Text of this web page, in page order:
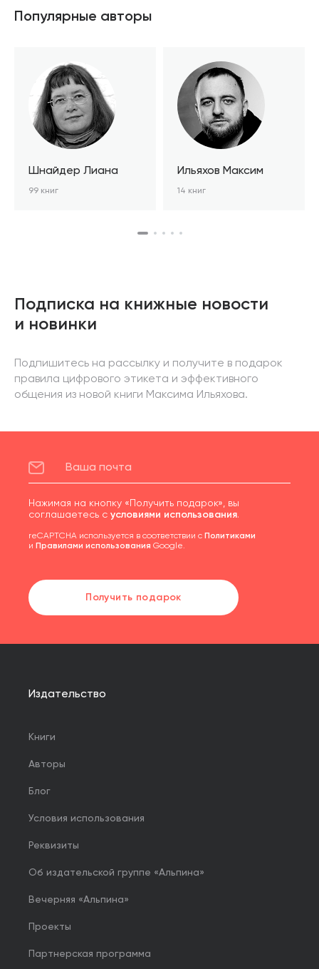
Популярные авторы
Шнайдер Лиана
99 книг
Ильяхов Максим
14 книг
Подписка на книжные новости
и новинки
Подпишитесь на рассылку и получите в подарок
правила цифрового этикета и эффективного
общения из новой книги Максима Ильяхова.
Нажимая на кнопку «Получить подарок», вы
соглашаетесь с условиями использования.
reCAPTCHA используется в соответствии с Политиками
и Правилами использования Google.
Получить подарок
Издательство
Книги
Авторы
Блог
Условия использования
Реквизиты
Об издательской группе «Альпина»
Вечерняя «Альпина»
Проекты
Партнерская программа